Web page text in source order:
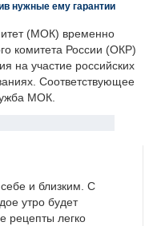
нужные ему гарантии
(МОК) временно
комитета России (ОКР)
на участие российских
Соответствующее
МОК.
и близким. С
утро будет
рецепты легко